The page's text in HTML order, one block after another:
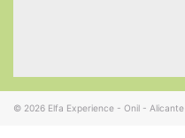
© 2026 Elfa Experience - Onil - Alicante